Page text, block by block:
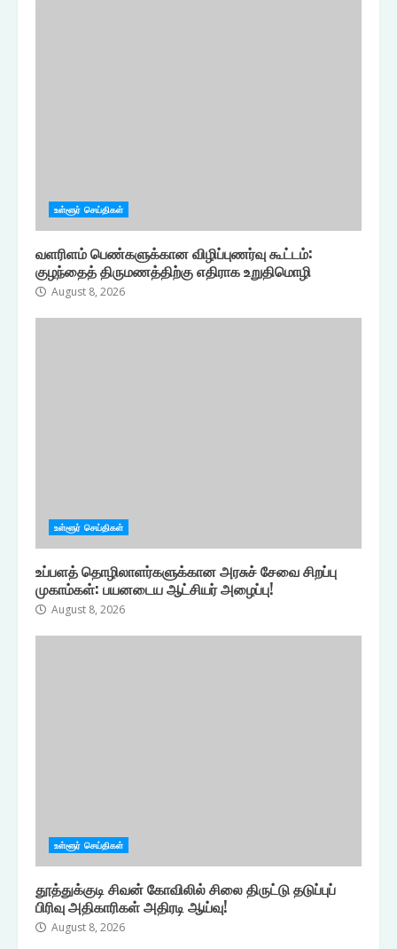
உள்ளூர் செய்திகள்
வளரிளம் பெண்களுக்கான விழிப்புணர்வு கூட்டம்:
குழந்தைத் திருமணத்திற்கு எதிராக உறுதிமொழி
August 8, 2026
உள்ளூர் செய்திகள்
உப்பளத் தொழிலாளர்களுக்கான அரசுச் சேவை சிறப்பு
முகாம்கள்: பயனடைய ஆட்சியர் அழைப்பு!
August 8, 2026
உள்ளூர் செய்திகள்
தூத்துக்குடி சிவன் கோவிலில் சிலை திருட்டு தடுப்புப்
பிரிவு அதிகாரிகள் அதிரடி ஆய்வு!
August 8, 2026